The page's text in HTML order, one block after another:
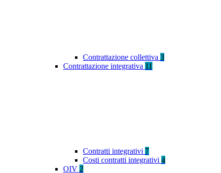
Contrattazione collettiva 3
Contrattazione integrativa 11
Contratti integrativi 7
Costi contratti integrativi 4
OIV 2